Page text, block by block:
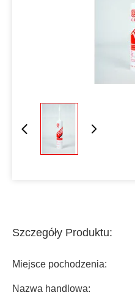
Szczegóły Produktu:
Miejsce pochodzenia:
Nazwa handlowa: